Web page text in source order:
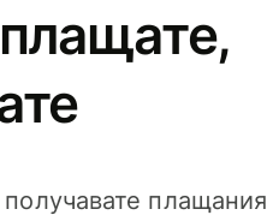
плащания